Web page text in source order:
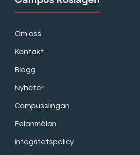
Om oss
Kontakt
Blogg
Nyheter
Campusslingan
Felanmälan
Integritetspolicy